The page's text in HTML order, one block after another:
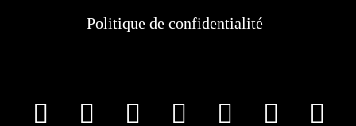
Politique de confidentialité
facebookInstagram
Youtube
Tik Tok